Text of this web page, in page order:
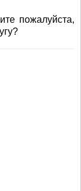
пожалуйста,